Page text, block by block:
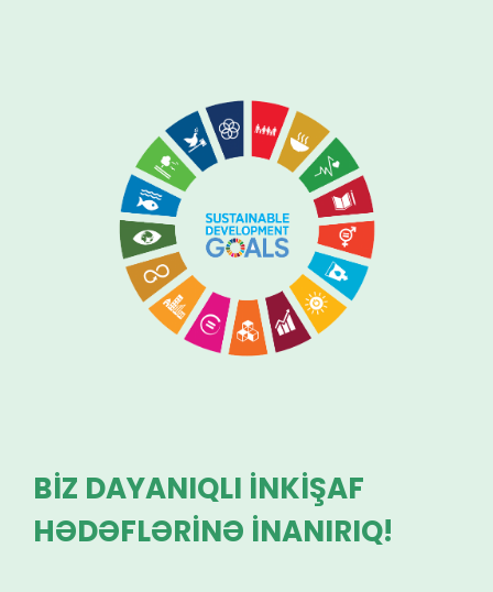
BİZ DAYANIQLI İNKİŞAF
HƏDƏFLƏRİNƏ İNANIRIQ!